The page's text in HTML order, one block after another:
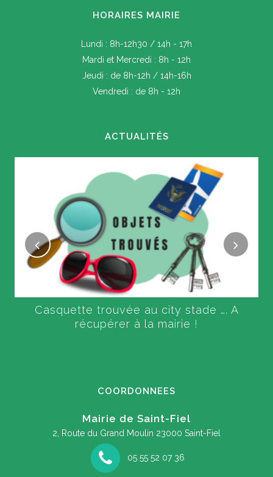
HORAIRES MAIRIE
Lundi : 8h-12h30 / 14h - 17h
Mardi et Mercredi : 8h - 12h
Jeudi : de 8h-12h / 14h-16h
Vendredi : de 8h - 12h
ACTUALITÉS
Casquette trouvée au city stade …. A
récupérer à la mairie !
COORDONNEES
Mairie de Saint-Fiel
2, Route du Grand Moulin 23000 Saint-Fiel
05 55 52 07 36